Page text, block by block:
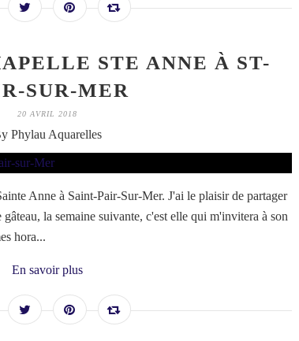
STE ANNE À ST-
SUR-MER
20 AVRIL 2018
Phylau Aquarelles
Anne à Saint-Pair-Sur-Mer. J'ai le plaisir de partager
la semaine suivante, c'est elle qui m'invitera à son
hora...
En savoir plus